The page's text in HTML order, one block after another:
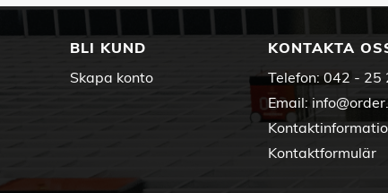
BLI KUND
Skapa konto
KONTAKTA
Telefon: 042 - 25
Email:
Kontaktformulär